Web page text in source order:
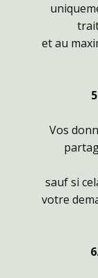
et au
Vos
sauf si
votre